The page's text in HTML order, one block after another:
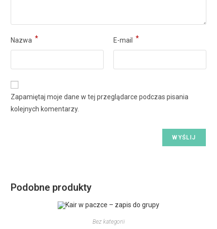
Nazwa * E-mail *
Zapamiętaj moje dane w tej przeglądarce podczas pisania
kolejnych komentarzy.
Podobne produkty
Bez kategorii